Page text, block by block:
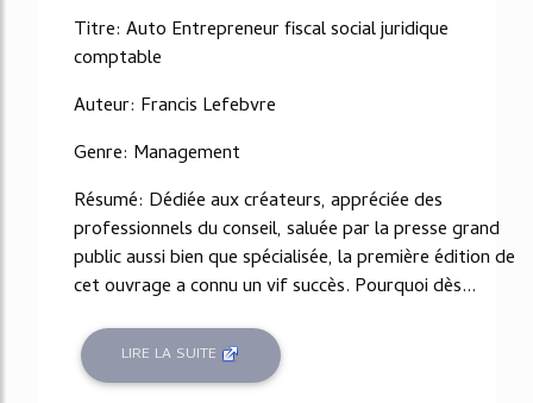
Titre: Auto Entrepreneur fiscal social juridique
comptable
Auteur: Francis Lefebvre
Genre: Management
Résumé: Dédiée aux créateurs, appréciée des
professionnels du conseil, saluée par la presse grand
public aussi bien que spécialisée, la première édition de
cet ouvrage a connu un vif succès. Pourquoi dès...
LIRE LA SUITE